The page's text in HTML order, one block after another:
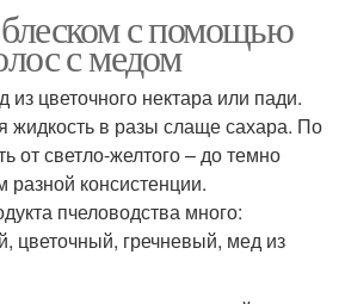
с помощью
с медом
цветочного нектара или пади.
жидкость в разы слаще сахара. По
от светло-желтого – до темно
разной консистенции.
пчеловодства много:
цветочный, гречневый, мед из